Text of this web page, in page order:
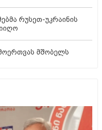
რუსეთ-უკრაინის
მშობელს